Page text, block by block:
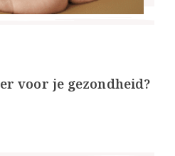
voor je gezondheid?